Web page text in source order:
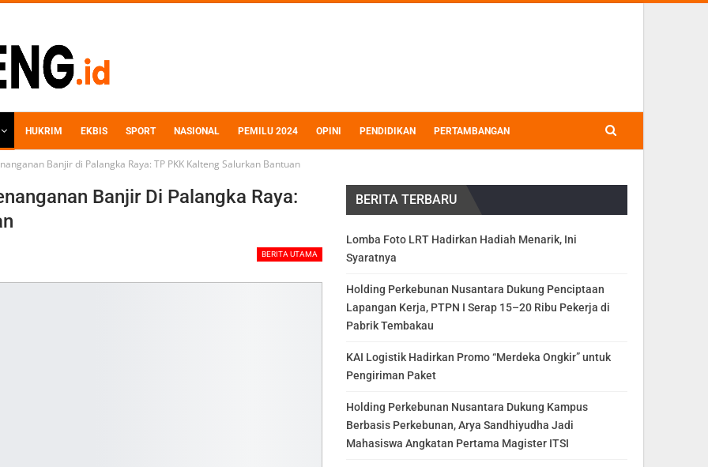
HUKRIM EKBIS SPORT NASIONAL PEMILU 2024 OPINI PENDIDIKAN PERTAMBANGAN
Banjir di Palangka Raya: TP PKK Kalteng Salurkan Bantuan
Banjir Di Palangka Raya:
BERITA UTAMA
BERITA TERBARU
Lomba Foto LRT Hadirkan Hadiah Menarik, Ini
Syaratnya
Holding Perkebunan Nusantara Dukung Penciptaan
Lapangan Kerja, PTPN I Serap 15–20 Ribu Pekerja di
Pabrik Tembakau
KAI Logistik Hadirkan Promo “Merdeka Ongkir” untuk
Pengiriman Paket
Holding Perkebunan Nusantara Dukung Kampus
Berbasis Perkebunan, Arya Sandhiyudha Jadi
Mahasiswa Angkatan Pertama Magister ITSI